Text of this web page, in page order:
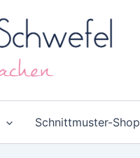
Schnittmuster-Shop